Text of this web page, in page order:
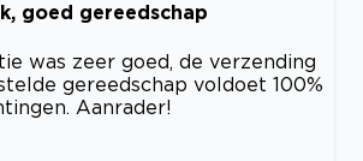
goed gereedschap
was zeer goed, de verzending
gereedschap voldoet 100%
Aanrader!